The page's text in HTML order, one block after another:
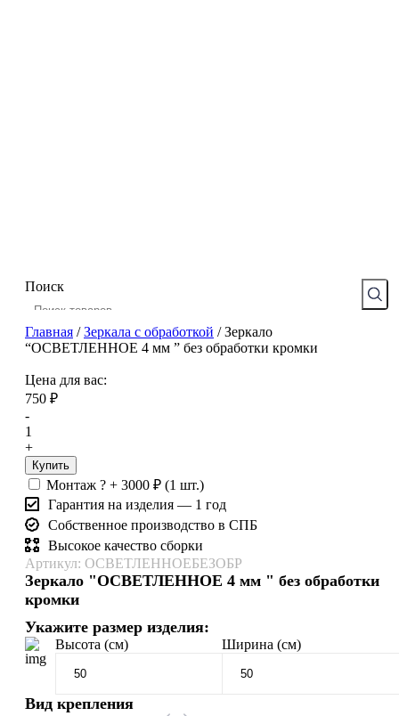
Поиск
Главная /Зеркала с обработкой /Зеркало
“ОСВЕТЛЕННОЕ 4 мм ” без обработки кромки
Артикул: ОСВЕТЛЕННОЕБЕЗОБР
Зеркало "ОСВЕТЛЕННОЕ 4 мм " без обработки
кромки
Укажите размер изделия:
Высота (см) Ширина (см)
Вид крепления
Цена для вас:
750 ₽
-
1
+
Купить
Монтаж ? + 3000 ₽ (1 шт.)
Гарантия на изделия — 1 год
Собственное производство в СПБ
Высокое качество сборки